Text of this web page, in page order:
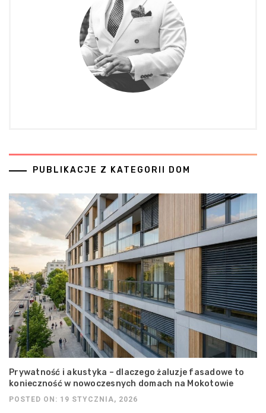
PUBLIKACJE Z KATEGORII DOM
Prywatność i akustyka – dlaczego żaluzje fasadowe to
konieczność w nowoczesnych domach na Mokotowie
POSTED ON: 19 STYCZNIA, 2026